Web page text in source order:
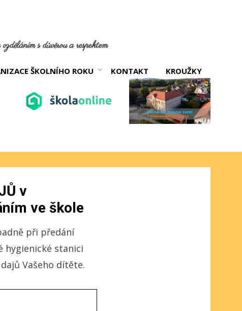
s důvěrou a respektem
ŠKOLNÍHO ROKU KONTAKT KROUŽKY
v
ve škole
při předání
hygienické stanici
Vašeho dítěte.